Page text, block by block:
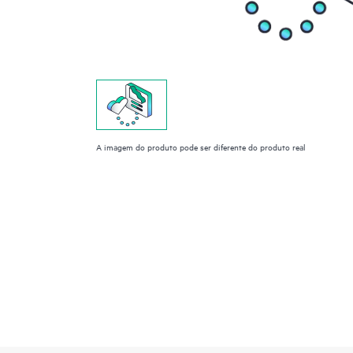
A imagem do produto pode ser diferente do produto real